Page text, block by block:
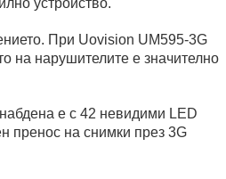
устройство.
При Uovision UM595-3G
на нарушителите е значително
е с 42 невидими LED
пренос на снимки през 3G